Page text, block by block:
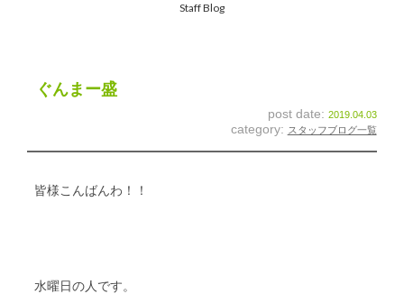
全国納車
自動車保険
リクルート
スタッフブログ
Staff Blog
ぐんまー盛
post date: 2019.04.03
category: スタッフブログ一覧
皆様こんばんわ！！
水曜日の人です。